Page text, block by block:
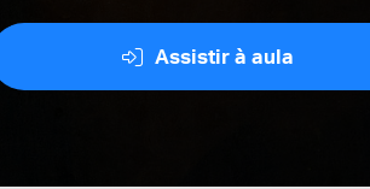
Assistir à aula